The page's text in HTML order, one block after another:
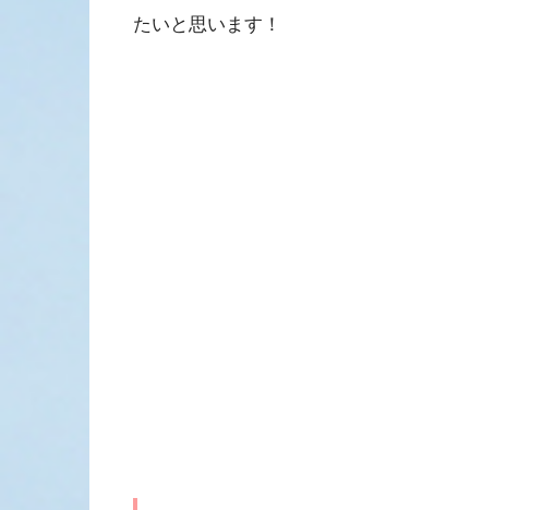
たいと思います！